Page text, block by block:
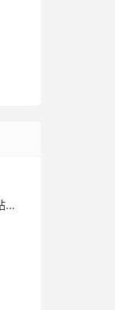
云建站/云站群/小程序